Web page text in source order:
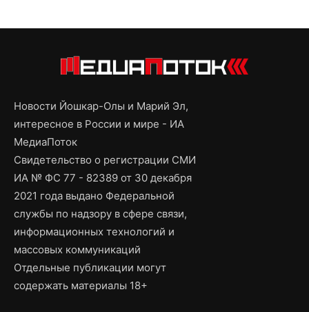
Новости Йошкар-Олы и Марий Эл,
интересное в России и мире - ИА
МедиаПоток
Свидетельство о регистрации СМИ
ИА № ФС 77 - 82389 от 30 декабря
2021 года выдано Федеральной
службы по надзору в сфере связи,
информационных технологий и
массовых коммуникаций
Отдельные публикации могут
содержать материалы 18+